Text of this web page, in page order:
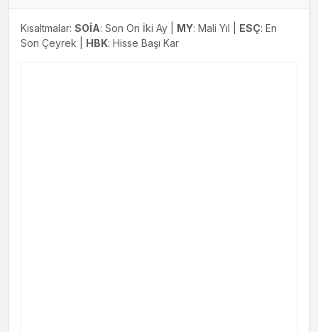
#OTKAR Otokar dev bir ihracat sözleşmesi açıkladı. 130
milyon EUR bedel karşılığı 6x6 Taktik Tekerlekli Zırhlı Araç
ihraç edecek. Teslimat 2024 ikinci yarısında başlayıp,
Kısaltmalar: SOİA: Son On İki Ay | MY: Mali Yıl | ESÇ: En
Son Çeyrek | HBK: Hisse Başı Kar